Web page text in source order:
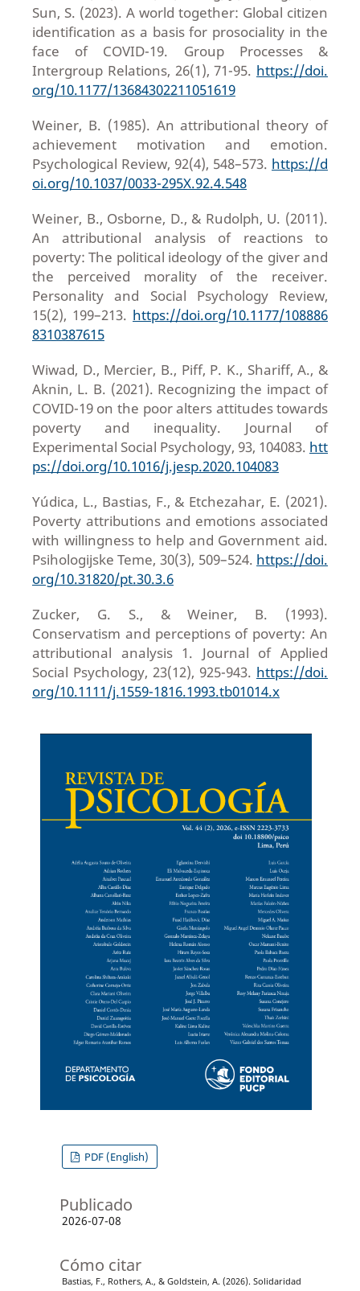
Sun, S. (2023). A world together: Global citizen
identification as a basis for prosociality in the
face of COVID-19. Group Processes &
Intergroup Relations, 26(1), 71-95. https://doi.
org/10.1177/13684302211051619
Weiner, B. (1985). An attributional theory of
achievement motivation and emotion.
Psychological Review, 92(4), 548–573. https://d
oi.org/10.1037/0033-295X.92.4.548
Weiner, B., Osborne, D., & Rudolph, U. (2011).
An attributional analysis of reactions to
poverty: The political ideology of the giver and
the perceived morality of the receiver.
Personality and Social Psychology Review,
15(2), 199–213. https://doi.org/10.1177/108886
8310387615
Wiwad, D., Mercier, B., Piff, P. K., Shariff, A., &
Aknin, L. B. (2021). Recognizing the impact of
COVID-19 on the poor alters attitudes towards
poverty and inequality. Journal of
Experimental Social Psychology, 93, 104083. htt
ps://doi.org/10.1016/j.jesp.2020.104083
Yúdica, L., Bastias, F., & Etchezahar, E. (2021).
Poverty attributions and emotions associated
with willingness to help and Government aid.
Psihologijske Teme, 30(3), 509–524. https://doi.
org/10.31820/pt.30.3.6
Zucker, G. S., & Weiner, B. (1993).
Conservatism and perceptions of poverty: An
attributional analysis 1. Journal of Applied
Social Psychology, 23(12), 925-943. https://doi.
org/10.1111/j.1559-1816.1993.tb01014.x
PDF (English)
Publicado
2026-07-08
Cómo citar
Bastias, F., Rothers, A., & Goldstein, A. (2026). Solidaridad